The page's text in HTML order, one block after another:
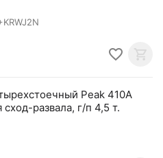
Peak 410A
развала, г/п 4,5 т.